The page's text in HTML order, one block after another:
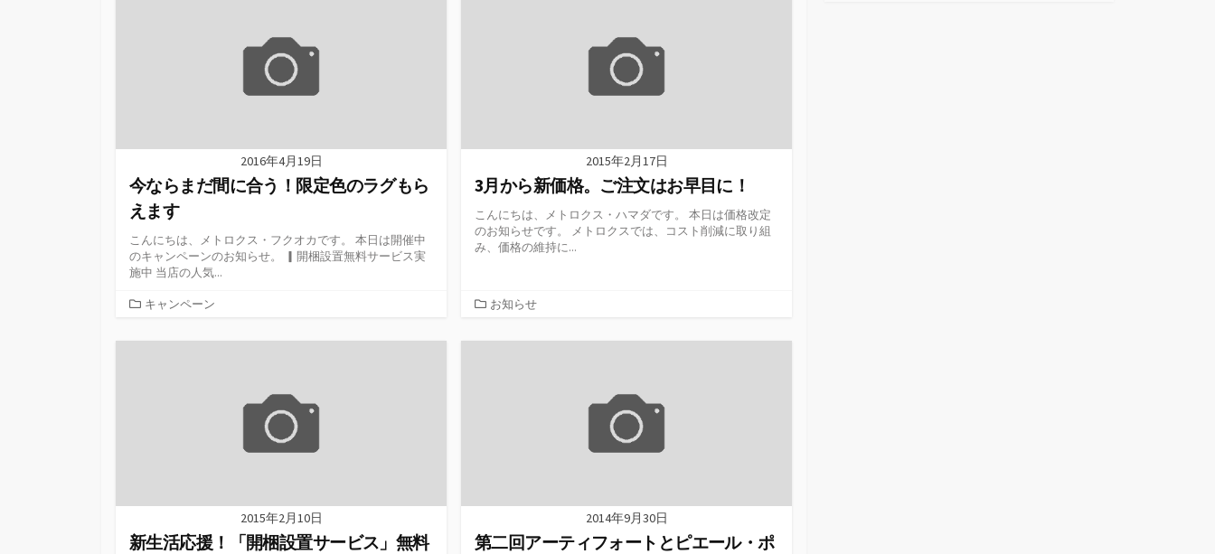
2016年4月19日
今ならまだ間に合う！限定色のラグもら
えます
こんにちは、メトロクス・フクオカです。 本日は開催中
のキャンペーンのお知らせ。 ▎開梱設置無料サービス実
施中 当店の人気...
カ
ゴ
キャンペーン
2015年2月17日
3月から新価格。ご注文はお早目に！
こんにちは、メトロクス・ハマダです。 本日は価格改定
のお知らせです。 メトロクスでは、コスト削減に取り組
み、価格の維持に...
カ
ゴ
お知らせ
2015年2月10日
新生活応援！「開梱設置サービス」無料
2014年9月30日
第二回アーティフォートとピエール・ポ